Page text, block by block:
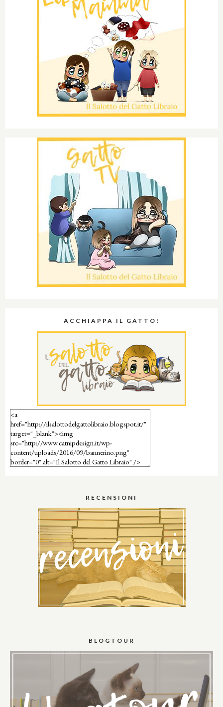
ACCHIAPPA IL GATTO!
RECENSIONI
BLOGTOUR